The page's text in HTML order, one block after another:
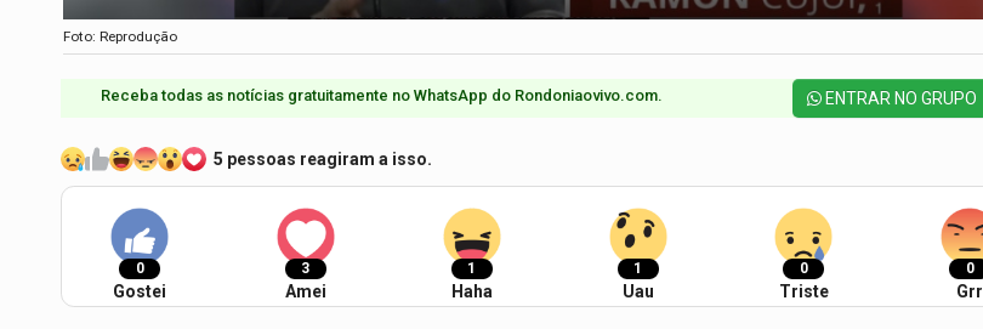
Foto: Reprodução
Receba todas as notícias gratuitamente no WhatsApp do Rondoniaovivo.com.​ ENTRAR NO GRUPO
5 pessoas reagiram a isso.
0
Gostei
3
Amei
1
Haha
1
Uau
0
Triste
0
Grr